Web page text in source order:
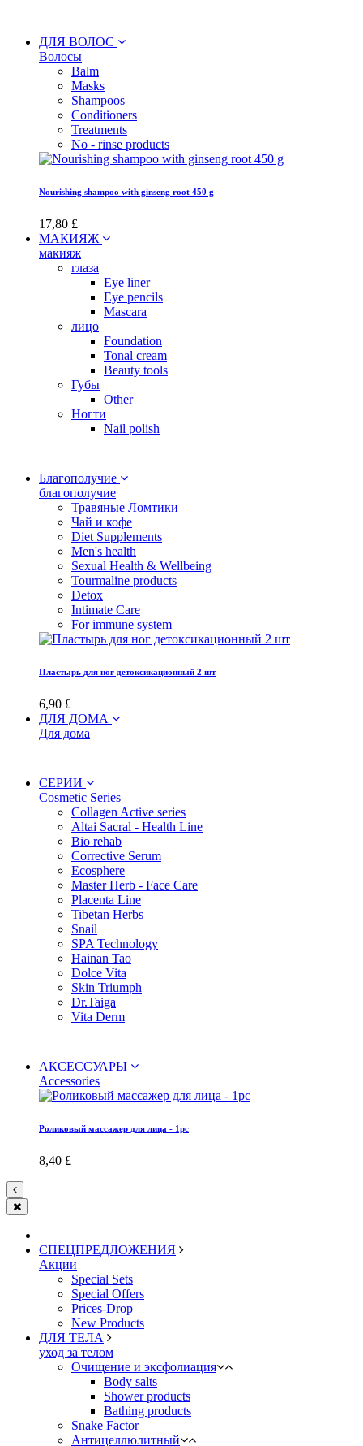
ДЛЯ ВОЛОС
Волосы
Balm
Masks
Shampoos
Conditioners
Treatments
No - rinse products
Nourishing shampoo with ginseng root 450 g
17,80 £
МАКИЯЖ
макияж
глаза
Eye liner
Eye pencils
Mascara
лицо
Foundation
Tonal cream
Beauty tools
Губы
Other
Ногти
Nail polish
Благополучие
благополучие
Травяные Ломтики
Чай и кофе
Diet Supplements
Men's health
Sexual Health & Wellbeing
Tourmaline products
Detox
Intimate Care
For immune system
Пластырь для ног детоксикационный 2 шт
6,90 £
ДЛЯ ДОМА
Для дома
СЕРИИ
Cosmetic Series
Collagen Active series
Altai Sacral - Health Line
Bio rehab
Corrective Serum
Ecosphere
Master Herb - Face Care
Placenta Line
Tibetan Herbs
Snail
SPA Technology
Hainan Tao
Dolce Vita
Skin Triumph
Dr.Taiga
Vita Derm
АКСЕССУАРЫ
Accessories
Роликовый массажер для лица - 1pc
8,40 £
СПЕЦПРЕДЛОЖЕНИЯ
Акции
Special Sets
Special Offers
Prices-Drop
New Products
ДЛЯ ТЕЛА
уход за телом
Oчищение и эксфолиация
Body salts
Shower products
Bathing products
Snake Factor
Антицеллюлитный